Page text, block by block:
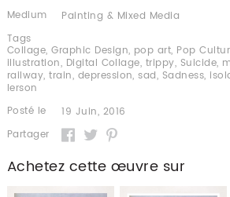
Medium
Painting & Mixed Media
Tags
Collage,Graphic Design, pop art, Pop
illustration, Digital Collage, trippy, Suicide,
railway,train, depression,sad, Sadness,
lerson
Posté le
19 Juin, 2016
Partager
Achetez cette œuvre sur